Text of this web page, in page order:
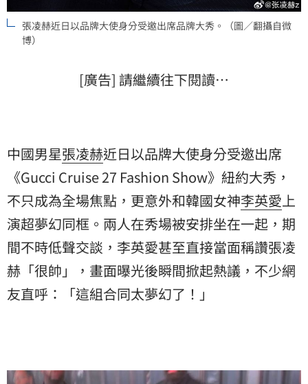
張凌赫近日以品牌大使身分受邀出席品牌大秀。（圖／翻攝自微
博）
[廣告] 請繼續往下閱讀…
中國男星張凌赫近日以品牌大使身分受邀出席
《Gucci Cruise 27 Fashion Show》紐約大秀，
不只成為全場焦點，更意外和韓國女神李英愛 上
演超夢幻同框。兩人在秀場被安排坐在一起，期
間不時低聲交談，李英愛甚至直接當面稱讚張凌
赫「很帥」，畫面曝光後瞬間掀起熱議，不少網
友直呼：「這組合同太夢幻了！」